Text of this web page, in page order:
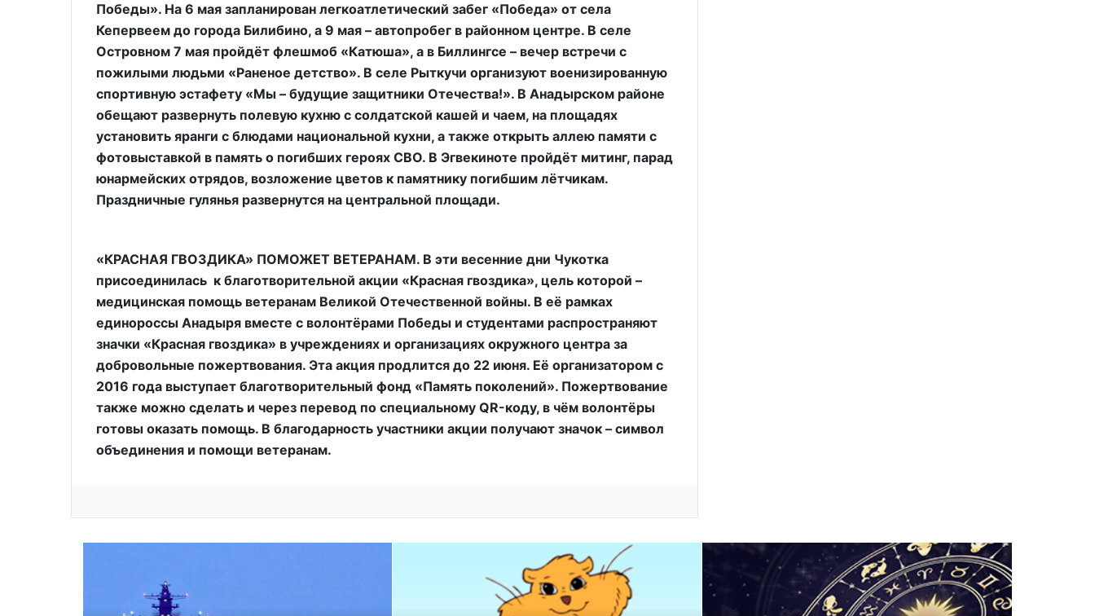
Победы». На 6 мая запланирован легкоатлетический забег «Победа» от села
Кепервеем до города Билибино, а 9 мая – автопробег в районном центре. В селе
Островном 7 мая пройдёт флешмоб «Катюша», а в Биллингсе – вечер встречи с
пожилыми людьми «Раненое детство». В селе Рыткучи организуют военизированную
спортивную эстафету «Мы – будущие защитники Отечества!». В Анадырском районе
обещают развернуть полевую кухню с солдатской кашей и чаем, на площадях
установить яранги с блюдами национальной кухни, а также открыть аллею памяти с
фотовыставкой в память о погибших героях СВО. В Эгвекиноте пройдёт митинг, парад
юнармейских отрядов, возложение цветов к памятнику погибшим лётчикам.
Праздничные гулянья развернутся на центральной площади.
«КРАСНАЯ ГВОЗДИКА» ПОМОЖЕТ ВЕТЕРАНАМ. В эти весенние дни Чукотка
присоединилась к благотворительной акции «Красная гвоздика», цель которой –
медицинская помощь ветеранам Великой Отечественной войны. В её рамках
единороссы Анадыря вместе с волонтёрами Победы и студентами распространяют
значки «Красная гвоздика» в учреждениях и организациях окружного центра за
добровольные пожертвования. Эта акция продлится до 22 июня. Её организатором с
2016 года выступает благотворительный фонд «Память поколений». Пожертвование
также можно сделать и через перевод по специальному QR-коду, в чём волонтёры
готовы оказать помощь. В благодарность участники акции получают значок – символ
объединения и помощи ветеранам.